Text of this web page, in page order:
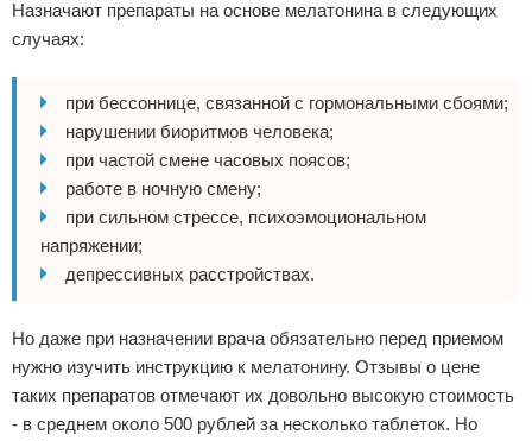
Назначают препараты на основе мелатонина в следующих
случаях:
при бессоннице, связанной с гормональными сбоями;
нарушении биоритмов человека;
при частой смене часовых поясов;
работе в ночную смену;
при сильном стрессе, психоэмоциональном
напряжении;
депрессивных расстройствах.
Но даже при назначении врача обязательно перед приемом
нужно изучить инструкцию к мелатонину. Отзывы о цене
таких препаратов отмечают их довольно высокую стоимость
- в среднем около 500 рублей за несколько таблеток. Но